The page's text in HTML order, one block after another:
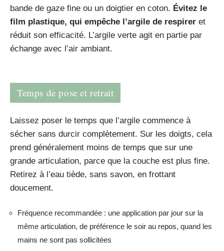
bande de gaze fine ou un doigtier en coton. Évitez le
film plastique, qui empêche l’argile de respirer et
réduit son efficacité. L’argile verte agit en partie par
échange avec l’air ambiant.
Temps de pose et retrait
Laissez poser le temps que l’argile commence à
sécher sans durcir complètement. Sur les doigts, cela
prend généralement moins de temps que sur une
grande articulation, parce que la couche est plus fine.
Retirez à l’eau tiède, sans savon, en frottant
doucement.
Fréquence recommandée : une application par jour sur la
même articulation, de préférence le soir au repos, quand les
mains ne sont pas sollicitées